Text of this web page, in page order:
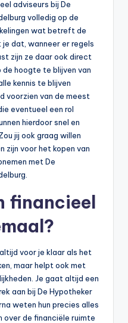
adviseurs bij De
volledig op de
wat betreft de
dat, wanneer er regels
zijn ze daar ook direct
de hoogte te blijven van
kennis te blijven
voorzien van de meest
eventueel een rol
hierdoor snel en
jij ook graag willen
zijn voor het kopen van
met De
financieel
voor je klaar als het
maar helpt ook met
Je gaat altijd een
aan bij De Hypotheker
weten hun precies alles
over de financiële ruimte